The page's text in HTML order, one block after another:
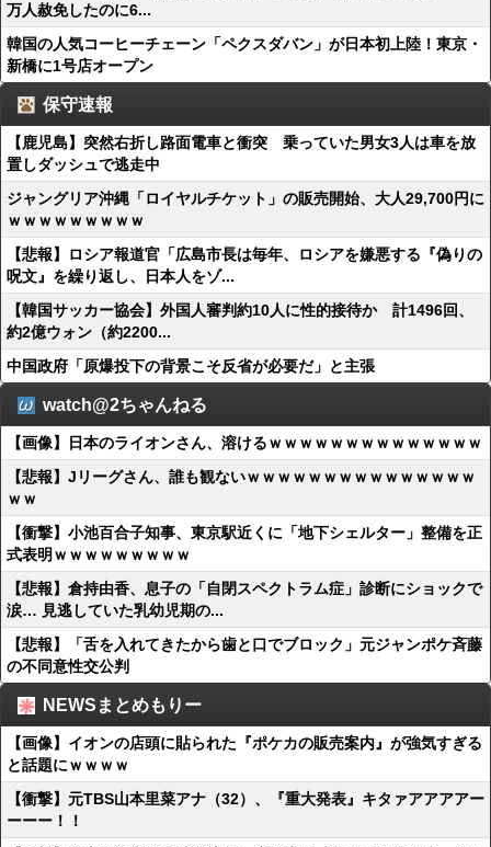
万人赦免したのに6...
韓国の人気コーヒーチェーン「ペクスダバン」が日本初上陸！東京・
新橋に1号店オープン
保守速報
【鹿児島】突然右折し路面電車と衝突 乗っていた男女3人は車を放
置しダッシュで逃走中
ジャングリア沖縄「ロイヤルチケット」の販売開始、大人29,700円に
ｗｗｗｗｗｗｗｗｗ
【悲報】ロシア報道官「広島市長は毎年、ロシアを嫌悪する『偽りの
呪文』を繰り返し、日本人をゾ...
【韓国サッカー協会】外国人審判約10人に性的接待か 計1496回、
約2億ウォン（約2200...
中国政府「原爆投下の背景こそ反省が必要だ」と主張
watch@2ちゃんねる
【画像】日本のライオンさん、溶けるｗｗｗｗｗｗｗｗｗｗｗｗｗｗ
【悲報】Jリーグさん、誰も観ないｗｗｗｗｗｗｗｗｗｗｗｗｗｗｗ
ｗｗ
【衝撃】小池百合子知事、東京駅近くに「地下シェルター」整備を正
式表明ｗｗｗｗｗｗｗｗｗ
【悲報】倉持由香、息子の「自閉スペクトラム症」診断にショックで
涙… 見逃していた乳幼児期の...
【悲報】「舌を入れてきたから歯と口でブロック」元ジャンポケ斉藤
の不同意性交公判
NEWSまとめもりー
【画像】イオンの店頭に貼られた『ポケカの販売案内』が強気すぎる
と話題にｗｗｗｗ
【衝撃】元TBS山本里菜アナ（32）、『重大発表』キタァアアアアー
ーーー！！